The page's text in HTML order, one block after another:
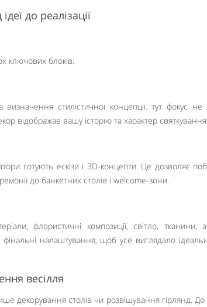
до реалізації
ключових блоків:
стилістичної концепції. тут фокус
відображав вашу історію та характер святкування.
готують ескізи і 3D-концепти. Це дозволяє
до банкетних столів і welcome-зони.
флористичні композиції, світло, тканини,
налаштування, щоб усе виглядало
весілля
декорування столів чи розвішування гірлянд. До